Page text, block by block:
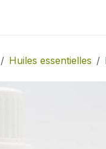
Huiles essentielles